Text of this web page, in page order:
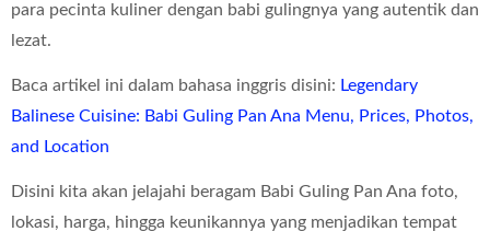
para pecinta kuliner dengan babi gulingnya yang autentik dan
lezat.
Baca artikel ini dalam bahasa inggris disini: Legendary
Balinese Cuisine: Babi Guling Pan Ana Menu, Prices, Photos,
and Location
Disini kita akan jelajahi beragam Babi Guling Pan Ana foto,
lokasi, harga, hingga keunikannya yang menjadikan tempat